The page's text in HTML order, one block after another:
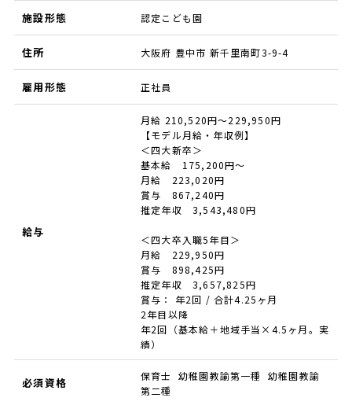
施設形態 認定こども園
住所 大阪府 豊中市 新千里南町3-9-4
雇用形態 正社員
給与
月給 210,520円～229,950円
【モデル月給・年収例】
＜四大新卒＞
基本給 175,200円～
月給 223,020円
賞与 867,240円
推定年収 3,543,480円
＜四大卒入職5年目＞
月給 229,950円
賞与 898,425円
推定年収 3,657,825円
賞与： 年2回 / 合計4.25ヶ月
2年目以降
年2回（基本給＋地域手当×4.5ヶ月。実
績）
必須資格
保育士 幼稚園教諭第一種 幼稚園教諭
第二種